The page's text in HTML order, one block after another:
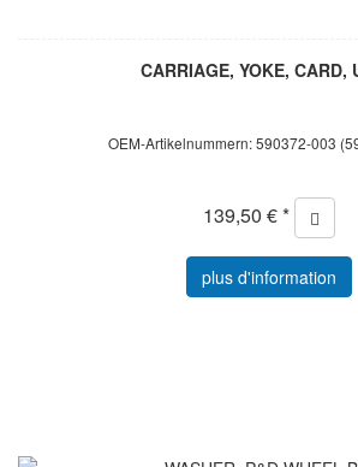
CARRIAGE, YOKE, CARD,
OEM-Artikelnummern: 590372-003
139,50 € *
plus d'information